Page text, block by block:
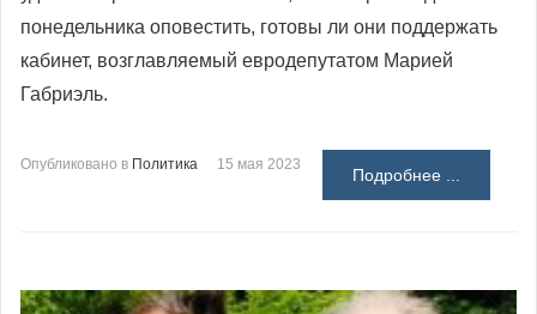
понедельника оповестить, готовы ли они поддержать
кабинет, возглавляемый евродепутатом Марией
Габриэль.
Опубликовано в Политика 15 мая 2023
Подробнее ...